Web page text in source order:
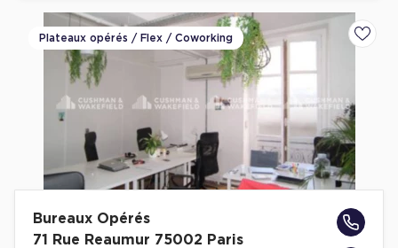
Plateaux opérés / Flex / Coworking
Bureaux Opérés
71 Rue Reaumur 75002 Paris